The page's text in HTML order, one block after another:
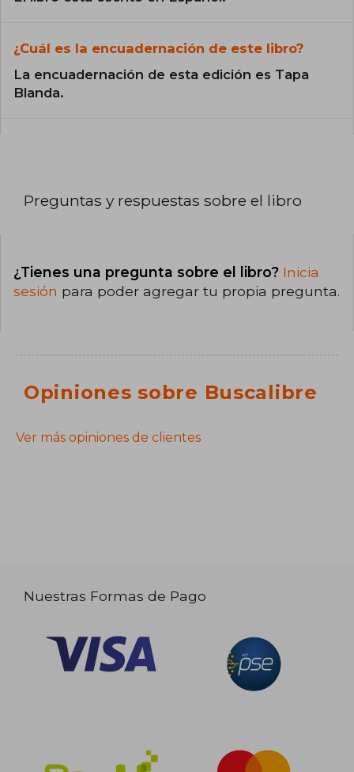
¿Cuál es la encuadernación de este libro?
La encuadernación de esta edición es Tapa
Blanda.
Preguntas y respuestas sobre el libro
¿Tienes una pregunta sobre el libro? Inicia
sesión para poder agregar tu propia pregunta.
Opiniones sobre Buscalibre
Ver más opiniones de clientes
Nuestras Formas de Pago